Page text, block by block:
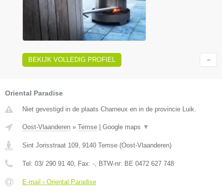
BEKIJK VOLLEDIG PROFIEL
Oriental Paradise
Niet gevestigd in de plaats Charneux en in de provincie Luik.
Oost-Vlaanderen » Temse Google maps ▼
Sint Jorisstraat 109, 9140 Temse (Oost-Vlaanderen)
Tel: 03/ 290 91 40, Fax: -, BTW-nr: BE 0472 627 748
E-mail › Oriental Paradise